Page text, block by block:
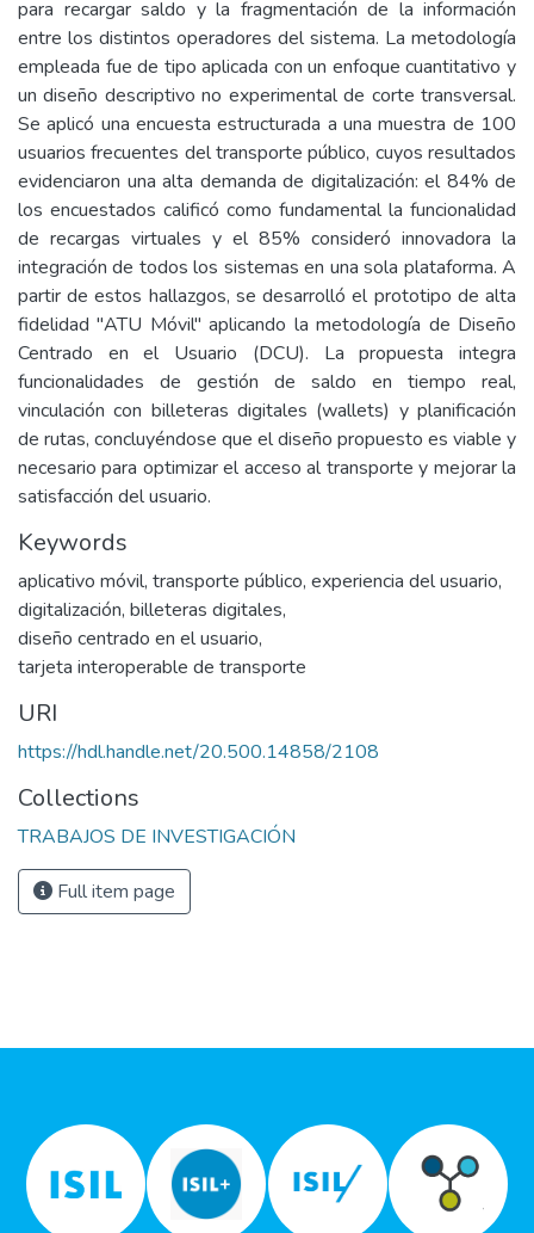
para recargar saldo y la fragmentación de la información
entre los distintos operadores del sistema. La metodología
empleada fue de tipo aplicada con un enfoque cuantitativo y
un diseño descriptivo no experimental de corte transversal.
Se aplicó una encuesta estructurada a una muestra de 100
usuarios frecuentes del transporte público, cuyos resultados
evidenciaron una alta demanda de digitalización: el 84% de
los encuestados calificó como fundamental la funcionalidad
de recargas virtuales y el 85% consideró innovadora la
integración de todos los sistemas en una sola plataforma. A
partir de estos hallazgos, se desarrolló el prototipo de alta
fidelidad "ATU Móvil" aplicando la metodología de Diseño
Centrado en el Usuario (DCU). La propuesta integra
funcionalidades de gestión de saldo en tiempo real,
vinculación con billeteras digitales (wallets) y planificación
de rutas, concluyéndose que el diseño propuesto es viable y
necesario para optimizar el acceso al transporte y mejorar la
satisfacción del usuario.
Keywords
aplicativo móvil, transporte público, experiencia del usuario,
digitalización, billeteras digitales,
diseño centrado en el usuario,
tarjeta interoperable de transporte
URI
https://hdl.handle.net/20.500.14858/2108
Collections
TRABAJOS DE INVESTIGACIÓN
Full item page